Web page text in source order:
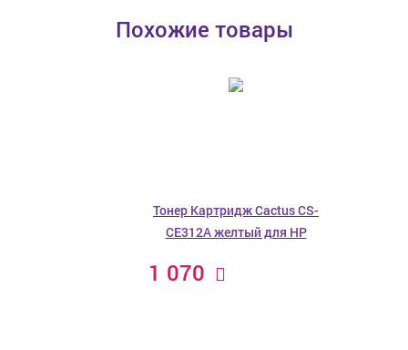
Похожие товары
Тонер Картридж Cactus CS-
CE312A желтый для HP
1 070